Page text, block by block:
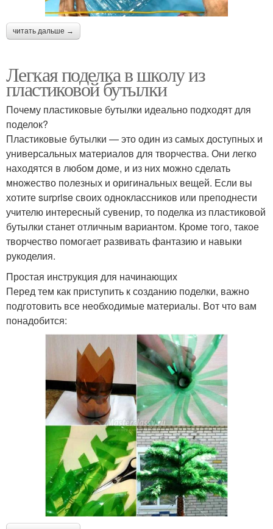
читать дальше →
Легкая поделка в школу из
пластиковой бутылки
Почему пластиковые бутылки идеально подходят для
поделок?
Пластиковые бутылки — это один из самых доступных и
универсальных материалов для творчества. Они легко
находятся в любом доме, и из них можно сделать
множество полезных и оригинальных вещей. Если вы
хотите surprise своих одноклассников или преподнести
учителю интересный сувенир, то поделка из пластиковой
бутылки станет отличным вариантом. Кроме того, такое
творчество помогает развивать фантазию и навыки
рукоделия.
Простая инструкция для начинающих
Перед тем как приступить к созданию поделки, важно
подготовить все необходимые материалы. Вот что вам
понадобится: